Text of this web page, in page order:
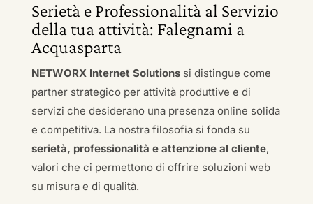
Serietà e Professionalità al Servizio
della tua attività: Falegnami a
Acquasparta
NETWORX Internet Solutionssi distingue come
partner strategico per attività produttive e di
servizi che desiderano una presenza online solida
e competitiva. La nostra filosofia si fonda su
serietà, professionalità e attenzione al cliente,
valori che ci permettono di offrire soluzioni web
su misura e di qualità.